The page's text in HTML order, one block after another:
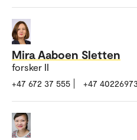
Mira Aaboen Sletten
forsker II
+47 672 37 555 +47